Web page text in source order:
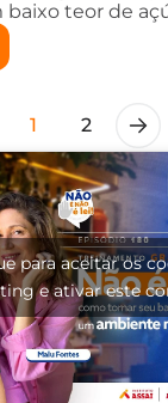
baixo teor de
1 2
para aceitar os
e ativar este